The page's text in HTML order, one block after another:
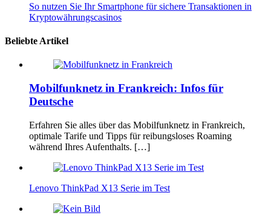
So nutzen Sie Ihr Smartphone für sichere Transaktionen in
Kryptowährungscasinos
Beliebte Artikel
Mobilfunknetz in Frankreich: Infos für
Deutsche
Erfahren Sie alles über das Mobilfunknetz in Frankreich,
optimale Tarife und Tipps für reibungsloses Roaming
während Ihres Aufenthalts. […]
Lenovo ThinkPad X13 Serie im Test